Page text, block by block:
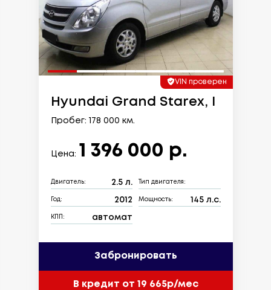
VIN проверен
Hyundai Grand Starex, I
Пробег: 178 000 км.
Цена: 1 396 000 р.
Двигатель: 2.5 л. Тип двигателя:
Год: 2012 Мощность: 145 л.с.
КПП: автомат
Забронировать
В кредит от 19 665р/мес